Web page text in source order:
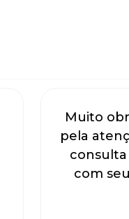
Muito
pela
com